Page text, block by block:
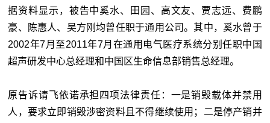
据资料显示，被告中奚水、田园、高文友、贾志远、费鹏
豪、陈惠人、吴方刚均曾任职于通用公司。其中，奚水曾于
2002年7月至2011年7月在通用电气医疗系统分别任职中国
超声研发中心总经理和中国区生命信息部销售总经理。
原告诉请飞依诺承担四项法律责任：一是销毁载体并禁用
人，要求立即销毁涉密资料且不得继续使用；二是停产销并